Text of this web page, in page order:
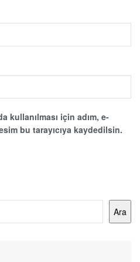
kullanılması için adım, e-
bu tarayıcıya kaydedilsin.
Ara